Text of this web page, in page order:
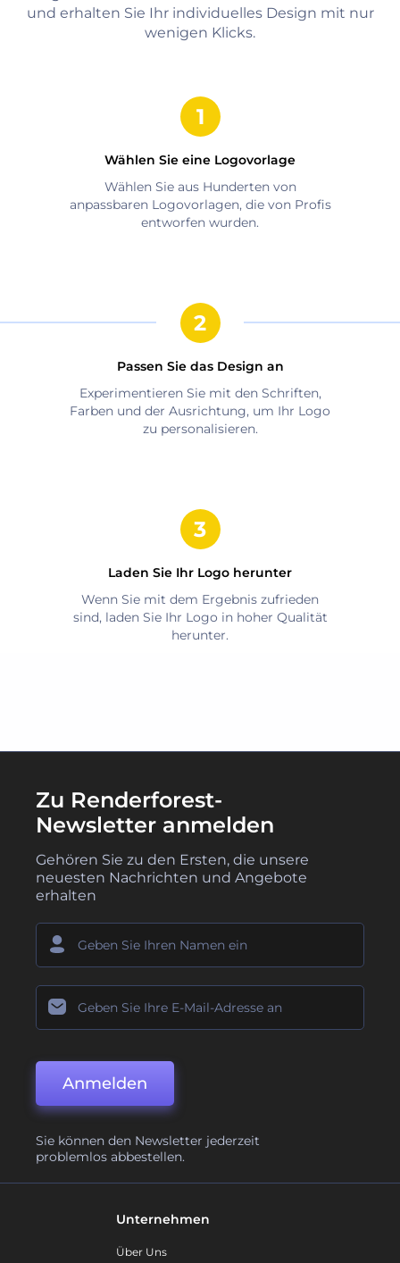
und erhalten Sie Ihr individuelles Design mit nur
wenigen Klicks.
Wählen Sie eine Logovorlage
Wählen Sie aus Hunderten von
anpassbaren Logovorlagen, die von Profis
entworfen wurden.
Passen Sie das Design an
Experimentieren Sie mit den Schriften,
Farben und der Ausrichtung, um Ihr Logo
zu personalisieren.
Laden Sie Ihr Logo herunter
Wenn Sie mit dem Ergebnis zufrieden
sind, laden Sie Ihr Logo in hoher Qualität
herunter.
Zu Renderforest-
Newsletter anmelden
Gehören Sie zu den Ersten, die unsere
neuesten Nachrichten und Angebote
erhalten
Anmelden
Sie können den Newsletter jederzeit
problemlos abbestellen.
Unternehmen
Über Uns